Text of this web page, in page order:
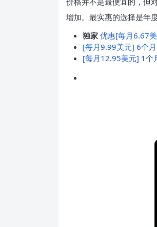
增加。最实惠的选择是年
独家 优惠[每月6.67
[每月9.99美元] 6个
[每月12.95美元] 1个